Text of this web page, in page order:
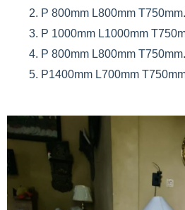
P 800mm L800mm
P 1000mm L1000mm
P 800mm L800mm
P1400mm L700mm